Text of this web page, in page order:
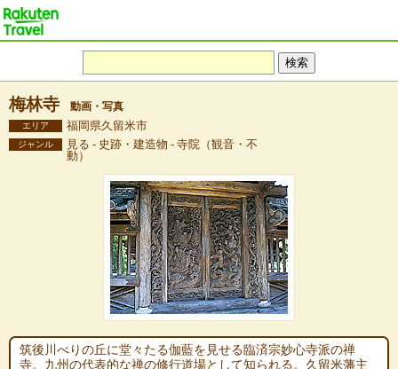
梅林寺 動画・写真
エリア 福岡県久留米市
ジャンル
見る - 史跡・建造物 - 寺院（観音・不
動）
筑後川べりの丘に堂々たる伽藍を見せる臨済宗妙心寺派の禅
寺。九州の代表的な禅の修行道場として知られる。久留米藩主